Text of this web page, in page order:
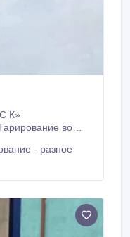
К»
во
к
- разное